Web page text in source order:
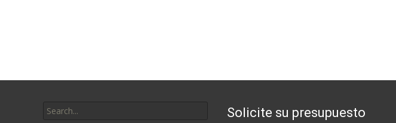
for:
Solicite su presupuesto